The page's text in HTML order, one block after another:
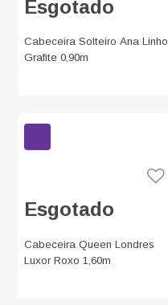
Esgotado
Cabeceira Solteiro Ana Linho
Grafite 0,90m
Esgotado
Cabeceira Queen Londres
Luxor Roxo 1,60m